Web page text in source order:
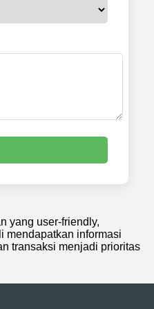
yang user-friendly,
mendapatkan informasi
transaksi menjadi prioritas